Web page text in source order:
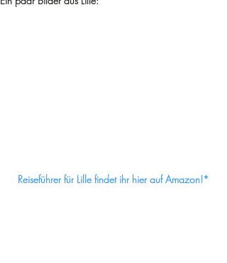
Reiseführer für Lille findet ihr hier auf Amazon!*